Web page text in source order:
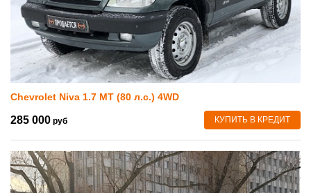
Chevrolet Niva 1.7 MT (80 л.с.) 4WD
285 000 руб КУПИТЬ В КРЕДИТ